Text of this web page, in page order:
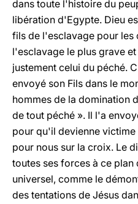
dans toute l'histoire du
libération d'Egypte. Dieu
fils de l'esclavage pour les
l'esclavage le plus grave
justement celui du péché.
envoyé son Fils dans le
hommes de la domination
de tout péché ». Il l'a
pour qu'il devienne
pour nous sur la croix. Le
toutes ses forces à ce
universel, comme le
des tentations de Jésus